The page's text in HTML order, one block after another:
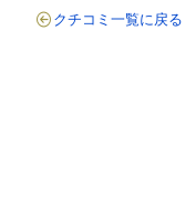
クチコミ一覧に戻る